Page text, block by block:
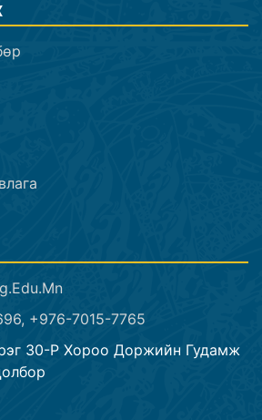
+976-7015-7765
30-Р Хороо Доржийн Гудамж